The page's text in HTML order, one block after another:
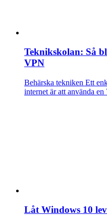
Teknikskolan: Så
VPN
Behärska tekniken Ett
internet är att använda
Låt Windows 10